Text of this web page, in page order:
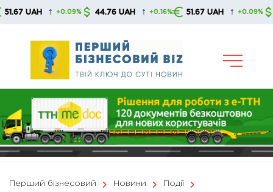
Skip
UAH ↑ +0.09% 44.76 UAH ↑ +0.16% 51.67 UAH ↑ +0.09%
Перший бізнесовий Новини
Події